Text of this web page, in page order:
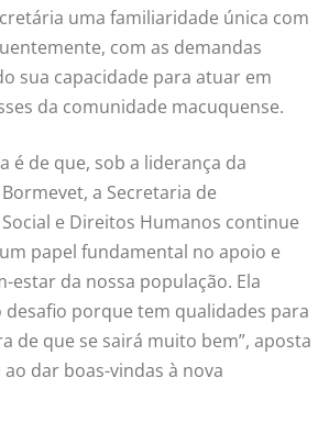
uma familiaridade única com
com as demandas
sua capacidade para atuar em
da comunidade macuquense.
é de que, sob a liderança da
a Secretaria de
e Direitos Humanos continue
papel fundamental no apoio e
estar da nossa população. Ela
desafio porque tem qualidades para
de que se sairá muito bem”, aposta
dar boas-vindas à nova